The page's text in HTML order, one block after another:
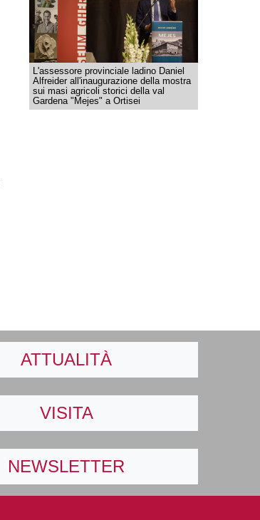
L'assessore provinciale ladino Daniel
Alfreider all'inaugurazione della mostra
sui masi agricoli storici della val
Gardena "Mejes" a Ortisei
ATTUALITÀ
VISITA
NEWSLETTER